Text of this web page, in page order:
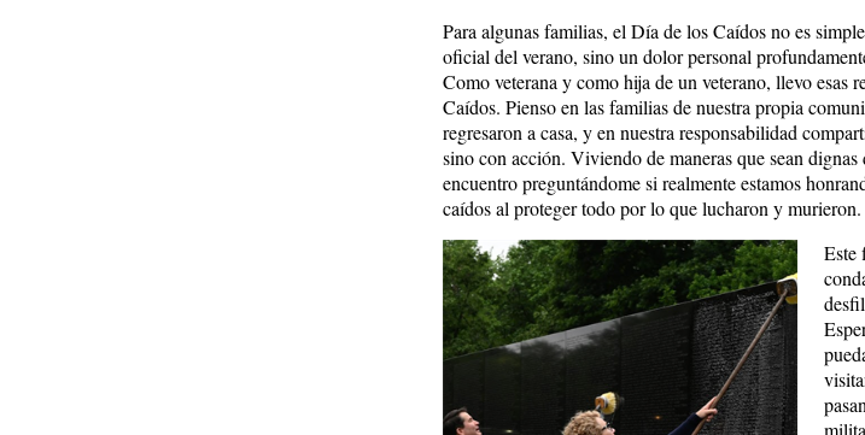
Para algunas familias, el Día de los Caídos no es
oficial del verano, sino un dolor personal
Como veterana y como hija de un veterano, llevo esas
Caídos. Pienso en las familias de nuestra propia
regresaron a casa, y en nuestra responsabilidad
sino con acción. Viviendo de maneras que sean
encuentro preguntándome si realmente estamos
caídos al proteger todo por lo que lucharon y murieron.
Este